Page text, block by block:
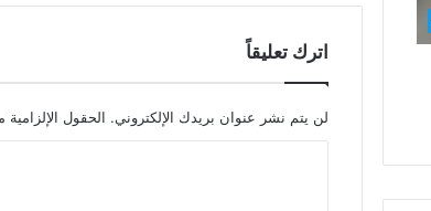
اترك تعليقاً
لن يتم نشر عنوان بريدك الإلكتروني. الحقول الإلزامية